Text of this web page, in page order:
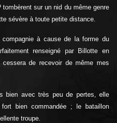
tombèrent sur un nid du même genre
sévère à toute petite distance.
compagnie à cause de la forme du
renseigné par Billotte en
de recevoir de même mes
bien avec très peu de pertes, elle
bien commandée ; le bataillon
troupe.